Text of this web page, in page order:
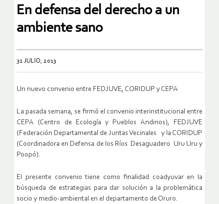
En defensa del derecho a un
ambiente sano
31 JULIO, 2013
Un nuevo convenio entre FEDJUVE, CORIDUP y CEPA
La pasada semana, se firmó el convenio interinstitucional entre
CEPA (Centro de Ecología y Pueblos Andinos), FEDJUVE
(Federación Departamental de Juntas Vecinales y la CORIDUP
(Coordinadora en Defensa de los Ríos Desaguadero Uru Uru y
Poopó).
El presente convenio tiene como finalidad coadyuvar en la
búsqueda de estrategias para dar solución a la problemática
socio y medio-ambiental en el departamento de Oruro.